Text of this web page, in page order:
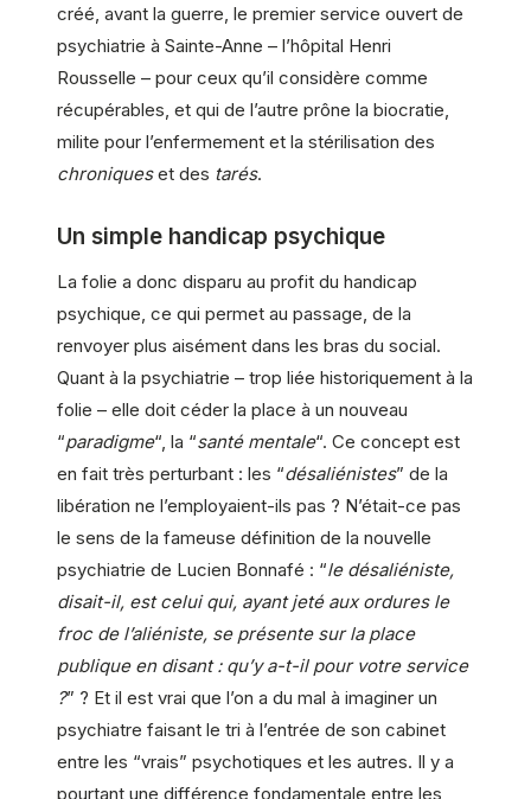
créé, avant la guerre, le premier service ouvert de
psychiatrie à Sainte-Anne – l’hôpital Henri
Rousselle – pour ceux qu’il considère comme
récupérables, et qui de l’autre prône la biocratie,
milite pour l’enfermement et la stérilisation des
chroniqueset des tarés.
Un simple handicap psychique
La folie a donc disparu au profit du handicap
psychique, ce qui permet au passage, de la
renvoyer plus aisément dans les bras du social.
Quant à la psychiatrie – trop liée historiquement à la
folie – elle doit céder la place à un nouveau
“paradigme“, la “santé mentale“. Ce concept est
en fait très perturbant : les “désaliénistes” de la
libération ne l’employaient-ils pas ? N’était-ce pas
le sens de la fameuse définition de la nouvelle
psychiatrie de Lucien Bonnafé : “le désaliéniste,
disait-il, est celui qui, ayant jeté aux ordures le
froc de l’aliéniste, se présente sur la place
publique en disant : qu’y a-t-il pour votre service
?” ? Et il est vrai que l’on a du mal à imaginer un
psychiatre faisant le tri à l’entrée de son cabinet
entre les “vrais” psychotiques et les autres. Il y a
pourtant une différence fondamentale entre les